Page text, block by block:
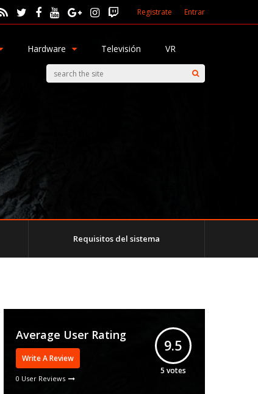
Registrate Entrar
Hardware Televisión VR
Requisitos del sistema
Average User Rating
Write A Review
0 User Reviews
9.5
5 votes